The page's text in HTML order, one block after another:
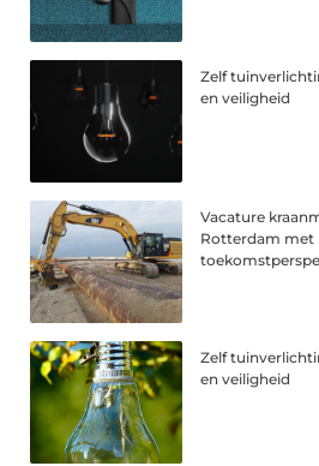
Zelf
en veiligheid
Vacature
Rotterdam met
Zelf
en veiligheid